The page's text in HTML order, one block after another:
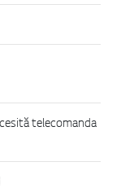
telecomanda